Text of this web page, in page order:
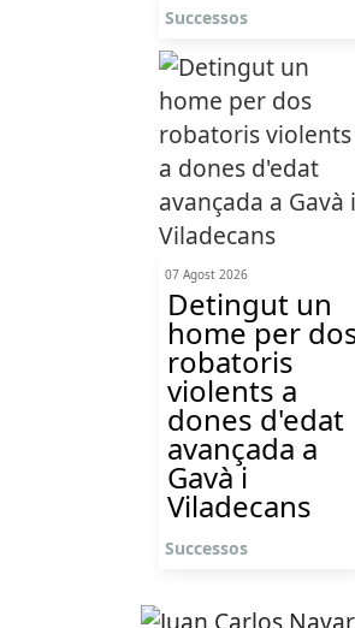
Successos
07 Agost 2026
Detingut un
home per
robatoris
violents a
dones d'edat
avançada a
Gavà i
Viladecans
Successos